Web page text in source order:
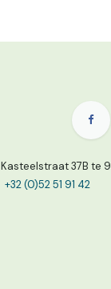
Kasteelstraat 37B te
+32 (0)52 51 91 42